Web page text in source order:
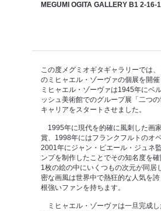
MEGUMI OGITA GALLERY B1 2-
この度メグミオギタギャラリーでは
のミヒャエル・ゾーヴァの個展を開催
ミヒャエル・ゾーヴァは1945年にベ
ッシュ美術館でのグループ展「二つ
キャリアをスタートさせました。
1995年に現代を的確に風刺した画
賞、1998年にはフランクフルトのオ
2001年にジャン・ピエール・ジュネ
ンプを制作したことでその知名度を確
1枚の絵の中にいくつもの次元が同
密な画風は世界中で熱狂的な人気を
根強いファンを持ちます。
ミヒャエル・ゾーヴァは一旦完成